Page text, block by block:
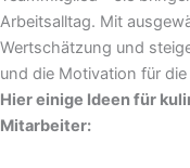
Arbeitsalltag. Mit
Wertschätzung und
und die Motivation für
Hier einige Ideen für
Mitarbeiter: